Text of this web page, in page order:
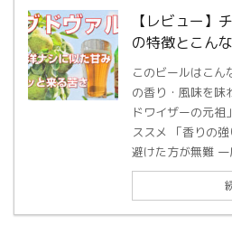
【レビュー】
の特徴とこん
このビールはこん
の香り・風味を味
ドワイザーの元祖
ススメ 「香りの
避けた方が無難